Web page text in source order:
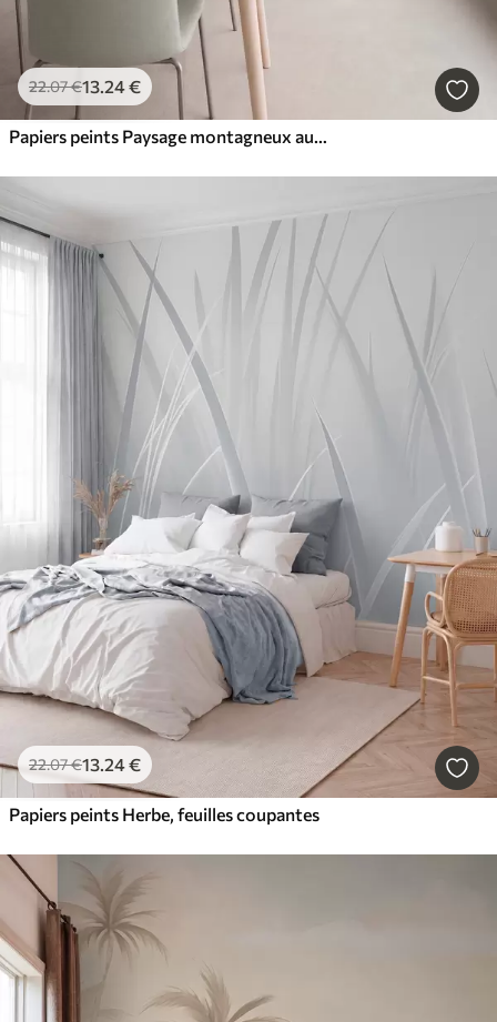
22.07€13.24€
Papiers peints Paysage montagneux aux reliefs variés
22.07€13.24€
Papiers peints Herbe, feuilles coupantes